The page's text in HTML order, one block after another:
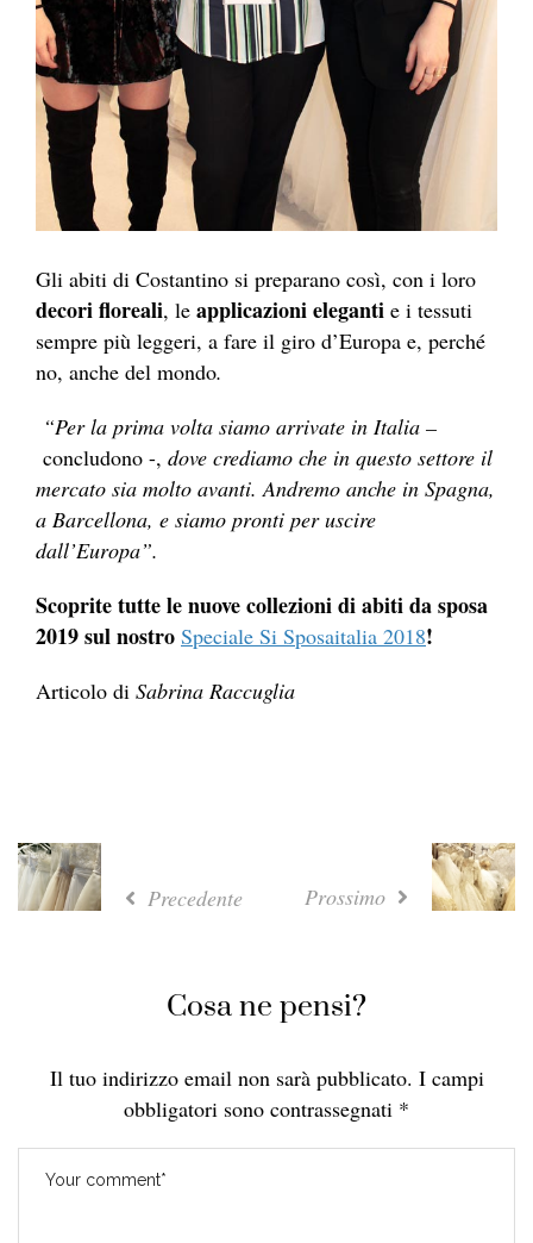
Gli abiti di Costantino si preparano così, con i loro
decori floreali, le applicazioni eleganti e i tessuti
sempre più leggeri, a fare il giro d’Europa e, perché
no, anche del mondo.
“Per la prima volta siamo arrivate in Italia –
concludono -, dove crediamo che in questo settore il
mercato sia molto avanti. Andremo anche in Spagna,
a Barcellona, e siamo pronti per uscire
dall’Europa”.
Scoprite tutte le nuove collezioni di abiti da sposa
2019 sul nostro Speciale Si Sposaitalia 2018!
Articolo di Sabrina Raccuglia
Precedente Prossimo
Cosa ne pensi?
Il tuo indirizzo email non sarà pubblicato. I campi
obbligatori sono contrassegnati *